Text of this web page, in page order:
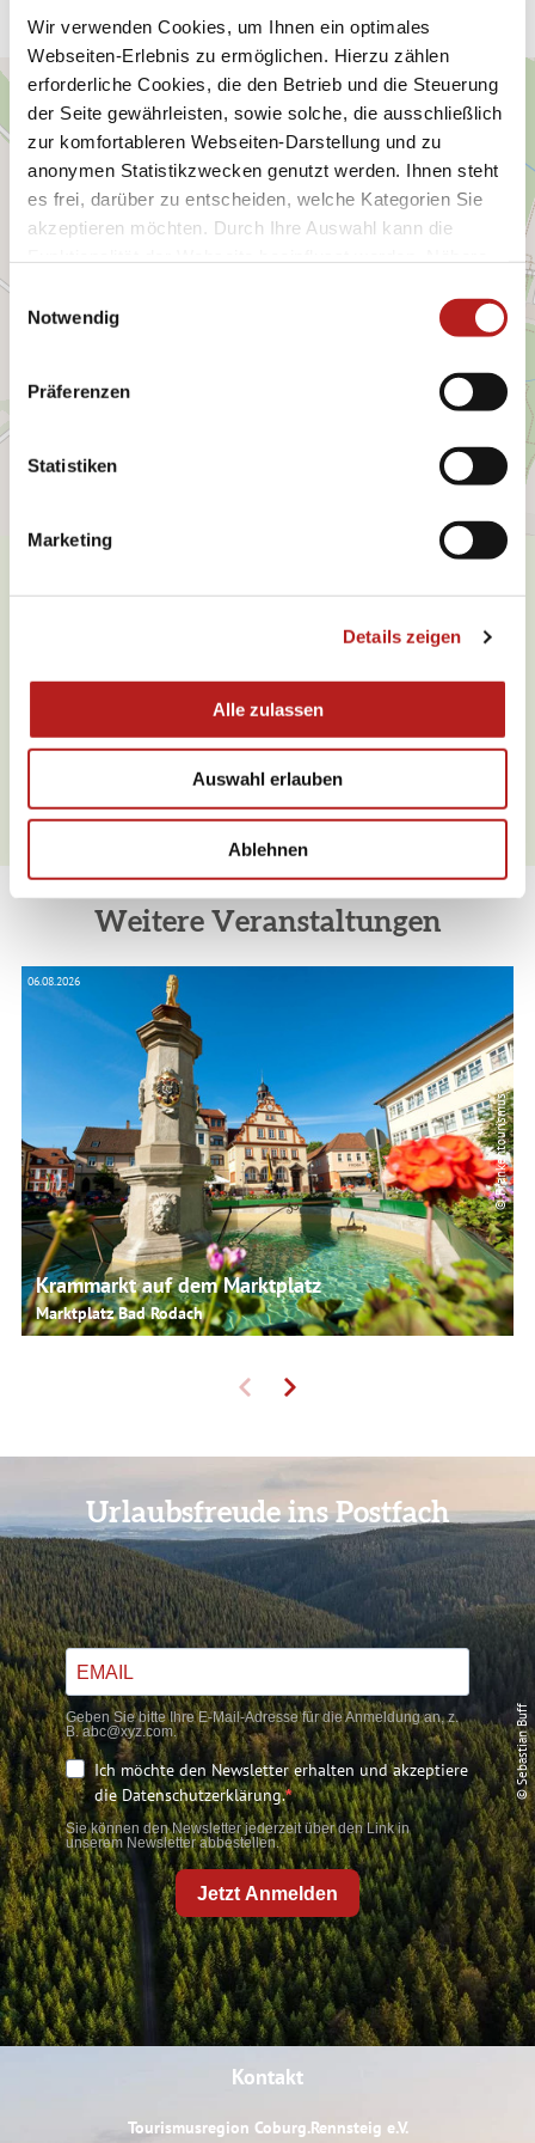
Wir verwenden Cookies, um Ihnen ein optimales
Webseiten-Erlebnis zu ermöglichen. Hierzu zählen
erforderliche Cookies, die den Betrieb und die Steuerung
der Seite gewährleisten, sowie solche, die ausschließlich
zur komfortableren Webseiten-Darstellung und zu
anonymen Statistikzwecken genutzt werden. Ihnen steht
es frei, darüber zu entscheiden, welche Kategorien Sie
akzeptieren möchten. Durch Ihre Auswahl kann die
Datenschutzbestimmungen.
E
l
Notwendig
Präferenzen
Statistiken
Marketing
Details zeigen
Alle zulassen
Auswahl erlauben
Ablehnen
Anreise planen PDF erzeugen
Weitere Veranstaltungen
06.08.2026
Krammarkt auf dem Marktplatz
Marktplatz Bad Rodach
© Frankentourismus
© Sebastian Buff
Urlaubsfreude ins Postfach
Geben Sie bitte Ihre E-Mail-Adresse für die Anmeldung an, z.
B. abc@xyz.com.
Ich möchte den Newsletter erhalten und akzeptiere
die Datenschutzerklärung.
Sie können den Newsletter jederzeit über den Link in
unserem Newsletter abbestellen.
Jetzt Anmelden
Kontakt
Tourismusregion Coburg.Rennsteig e.V.